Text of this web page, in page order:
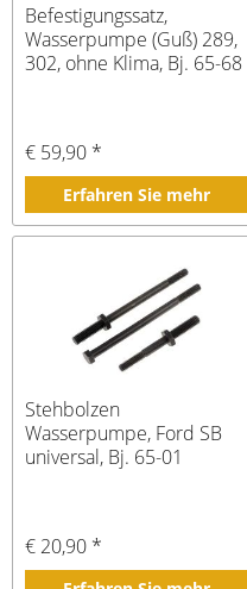
Befestigungssatz,
Wasserpumpe (Guß) 289,
302, ohne Klima, Bj. 65-68
€ 59,90 *
Erfahren Sie mehr
Stehbolzen
Wasserpumpe, Ford SB
universal, Bj. 65-01
€ 20,90 *